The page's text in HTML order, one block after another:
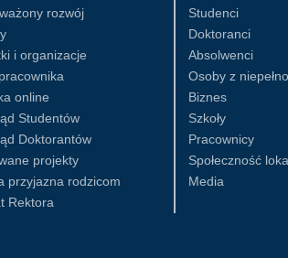
rozwój
i organizacje
online
Studentów
Doktorantów
projekty
przyjazna rodzicom
Rektora
Studenci
Doktoranci
Absolwenci
Osoby z
Biznes
Szkoły
Pracownicy
Społeczność
Media